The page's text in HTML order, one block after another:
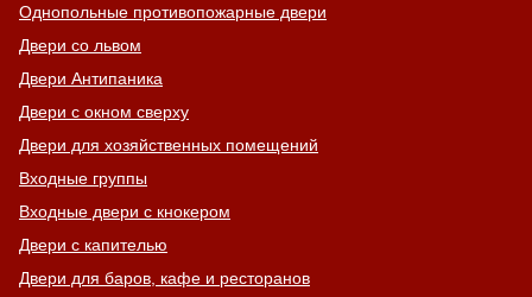
Однопольные противопожарные двери
Двери со львом
Двери Антипаника
Двери с окном сверху
Двери для хозяйственных помещений
Входные группы
Входные двери с кнокером
Двери с капителью
Двери для баров, кафе и ресторанов